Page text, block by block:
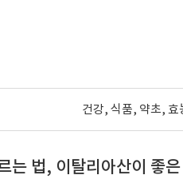
건강, 식품, 약초, 효
는 법, 이탈리아산이 좋